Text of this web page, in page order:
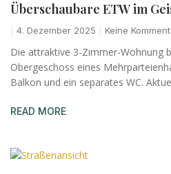
Überschaubare ETW im
4. Dezember 2025 Keine
Die attraktive 3-Zimmer-Wohnung
Obergeschoss eines
Balkon und ein separates WC.
READ MORE